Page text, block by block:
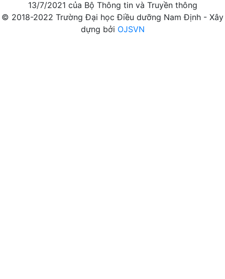
13/7/2021 của Bộ Thông tin và Truyền thông
© 2018-2022 Trường Đại học Điều dưỡng Nam Định - Xây
dựng bởi OJSVN